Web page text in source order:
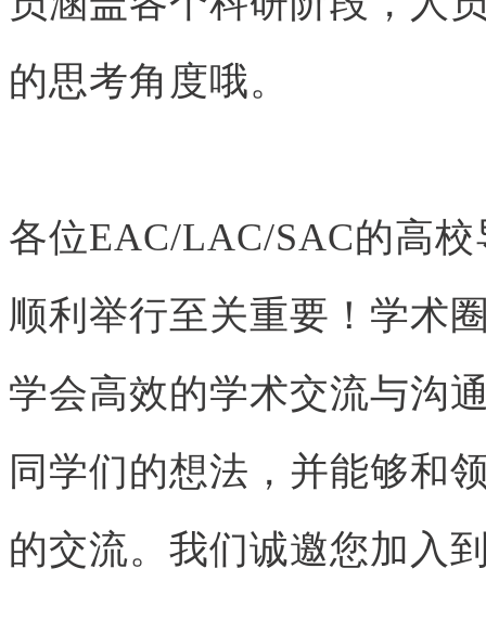
的思考角度哦。
各位EAC/LAC/SAC的高
顺利举行至关重要！学术
学会高效的学术交流与沟
同学们的想法，并能够和
的交流。我们诚邀您加入